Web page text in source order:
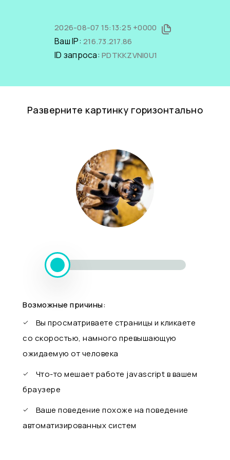
2026-08-07 15:13:25 +0000
Ваш IP: 216.73.217.86
ID запроса: PDTKKZVNl0U1
Разверните картинку горизонтально
Возможные причины:
Вы просматриваете страницы и кликаете
со скоростью, намного превышающую
ожидаемую от человека
Что-то мешает работе javascript в вашем
браузере
Ваше поведение похоже на поведение
автоматизированных систем